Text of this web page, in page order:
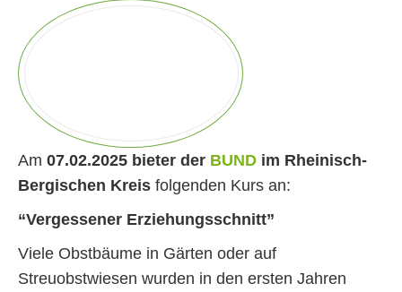
Am 07.02.2025 bieter der BUND im Rheinisch-
Bergischen Kreis folgenden Kurs an:
“Vergessener Erziehungsschnitt”
Viele Obstbäume in Gärten oder auf
Streuobstwiesen wurden in den ersten Jahren